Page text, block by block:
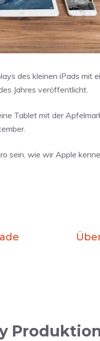
des kleinen iPads mit
Jahres veröffentlicht.
Tablet mit der
sein, wie wir Apple